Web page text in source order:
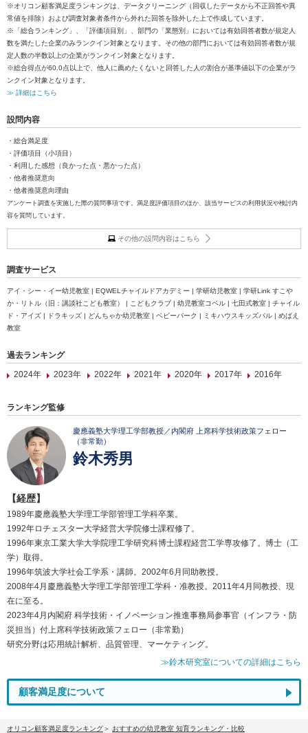
※オリコン顧客満足度ランキングは、データクリーニング（回収したデータから不正回答や異
常値を排除）および調査対象者条件から外れた回答を除外した上で作成しています。
※「総合ランキング」、「評価項目別」、部門の「業態別」においては有効回答者数が規定人
数を満たした企業のみランクイン対象となります。その他の部門においては有効回答者数が規
定人数の半数以上の企業がランクイン対象となります。
※総合得点が60.0点以上で、他人に薦めたくないと回答した人の割合が基準値以下の企業がラ
ンクイン対象となります。
≫ 詳細はこちら
設問内容
・総合満足度
・評価項目（小項目）
・利用した感想（良かった点・悪かった点）
・他者推奨意向
・他者推奨意向理由
アンケート調査を実施した際の質問事項です。満足度評価項目のほか、該当サービスの利用状況や検討内
容を質問しています。
その他の設問内容はこちら
調査サービス
アイ・シー・イー幼児教室 | EQWELチャイルドアカデミー | 学研幼児教室 | 学研Link すこや
か・リトル（旧：講談社こども教室） | こどもクラブ | 幼児教室コペル | 七田式教室 | チャイル
ド・アイズ | ドラキッズ | どんちゃか幼児教室 | ベビーパーク | ミキハウスキッズパル | めばえ
教室
過去ランキング
2024年
2023年 2022年 2021年 2020年 2017年 2016年
ランキング監修
慶應義塾大学理工学部教授／内閣府 上席科学技術政策フェロー
（非常勤）
鈴木秀男
【経歴】
1989年慶應義塾大学理工学部管理工学科卒業。
1992年ロチェスター大学経営大学院修士課程修了。
1996年東京工業大学大学院理工学研究科博士課程経営工学専攻修了。博士（工
学）取得。
1996年筑波大学社会工学系・講師。2002年6月同助教授。
2008年4月慶應義塾大学理工学部管理工学科・准教授。2011年4月同教授、現
在に至る。
2023年4月内閣府 科学技術・イノベーション推進事務局参事官（インフラ・防
災担当）付上席科学技術政策フェロー（非常勤）
研究分野は応用統計解析、品質管理、マーケティング。
≫鈴木研究室についての詳細はこちら
顧客満足度について
オリコン顧客満足度ランキング
おすすめの幼児教室 知育ランキング・比較